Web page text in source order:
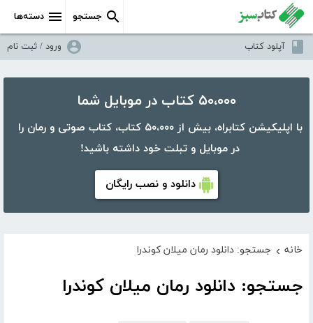
دسته‌ها جستجو
آپلود کتاب ورود / ثبت نام
۵۰،۰۰۰ کتاب در موبایل شما
با اپلیکیشن کتابراه، بیش از ۵۰،۰۰۰ کتاب، کتاب صوتی و رمان را
در موبایل و تبلت خود داشته باشید!
دانلود و نصب رایگان
خانه › جستجو: دانلود رمان میلان کوندرا
جستجو: دانلود رمان میلان کوندرا